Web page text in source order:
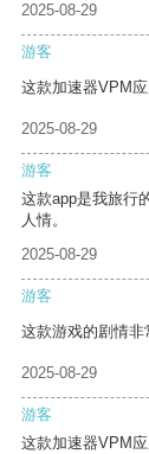
2025-08-29
游客
这款加速器VPM
2025-08-29
游客
这款app是我旅行
人情。
2025-08-29
游客
这款游戏的剧情非
2025-08-29
游客
这款加速器VPM